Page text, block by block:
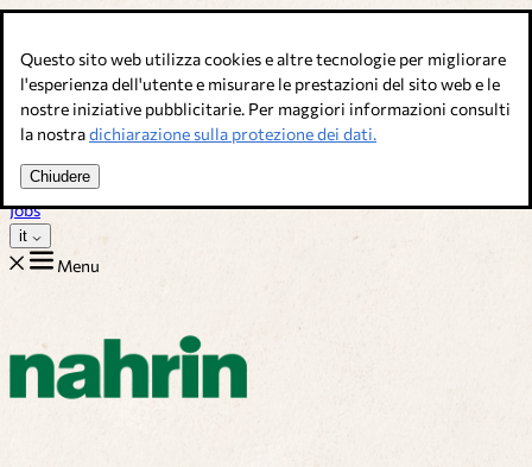
Questo sito web utilizza cookies e altre tecnologie per migliorare
l'esperienza dell'utente e misurare le prestazioni del sito web e le
nostre iniziative pubblicitarie. Per maggiori informazioni consulti
la nostradichiarazione sulla protezione dei dati.
Chiudere
Brodi, condimenti & complementi alimentari. Qualità svizzera.
Assistenza Clienti
Ricette
Consigli
Chi siamo
Jobs
it
Menu